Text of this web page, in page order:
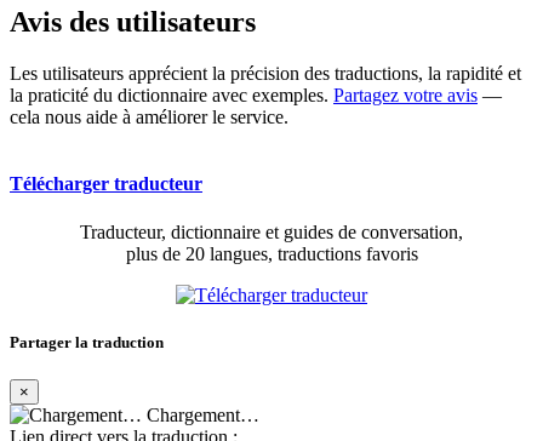
Avis des utilisateurs
Les utilisateurs apprécient la précision des traductions, la rapidité et
la praticité du dictionnaire avec exemples. Partagez votre avis —
cela nous aide à améliorer le service.
Télécharger traducteur
Traducteur, dictionnaire et guides de conversation,
plus de 20 langues, traductions favoris
Partager la traduction
×
Chargement…
Lien direct vers la traduction :